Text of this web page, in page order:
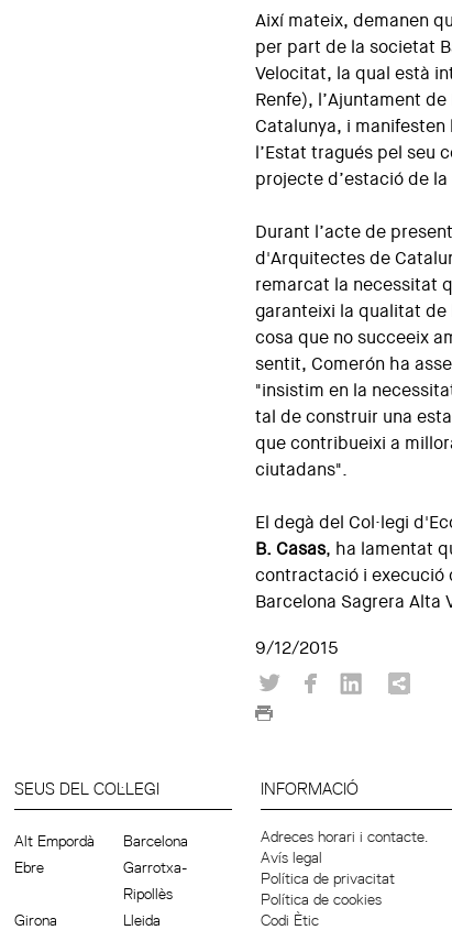
Així mateix, demanen
per part de la societat
Velocitat, la qual està
Renfe), l’Ajuntament
Catalunya, i
l’Estat tragués pel seu
projecte d’estació de la
Durant l’acte de
d'Arquitectes de
remarcat la necessitat
garanteixi la qualitat
cosa que no succeeix
sentit, Comerón ha
"insistim en la
tal de construir una
que contribueixi a
ciutadans".
El degà del Col·legi
B. Casas, ha lamentat
contractació i execució
Barcelona Sagrera Alta
9/12/2015
SEUS DEL COL·LEGI
Alt Empordà
Barcelona
Ebre
Garrotxa-
Ripollès
Girona
Lleida
INFORMACIÓ
Adreces horari i contacte.
Avís legal
Política de privacitat
Política de cookies
Codi Ètic